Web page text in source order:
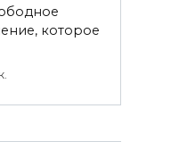
которое